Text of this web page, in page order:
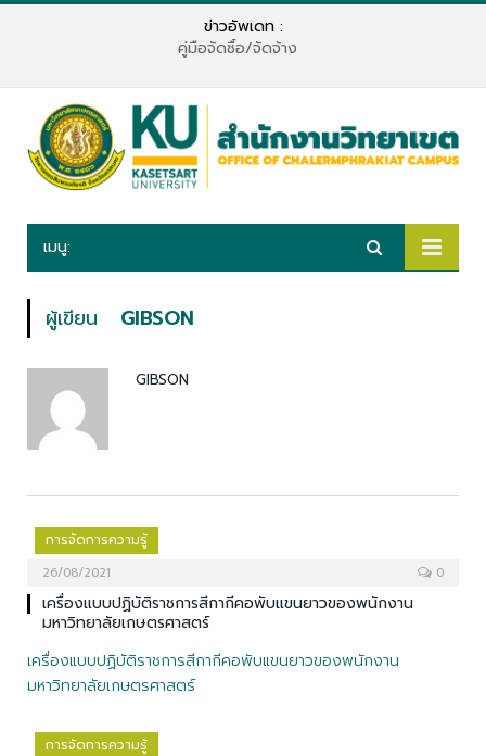
ข่าวอัพเดท :
คู่มือจัดซื้อ/จัดจ้าง
เมนู:
ผู้เขียน GIBSON
GIBSON
การจัดการความรู้
26/08/2021 0
เครื่องแบบปฏิบัติราชการสีกากีคอพับแขนยาวของพนักงาน
มหาวิทยาลัยเกษตรศาสตร์
เครื่องแบบปฏิบัติราชการสีกากีคอพับแขนยาวของพนักงาน
มหาวิทยาลัยเกษตรศาสตร์
การจัดการความรู้